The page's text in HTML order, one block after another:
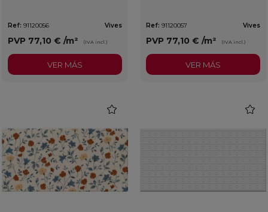
Ref: 91120056 Vives
PVP 77,10 € /m² (IVA incl.)
VER MÁS
Ref: 91120057 Vives
PVP 77,10 € /m² (IVA incl.)
VER MÁS